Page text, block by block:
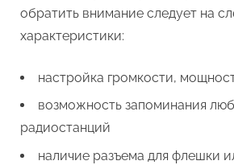
обратить внимание следует на
характеристики:
настройка громкости,
возможность запоминания
радиостанций
наличие разъема для флешки